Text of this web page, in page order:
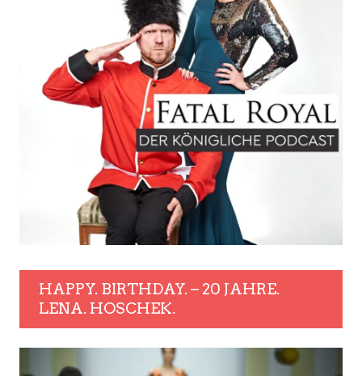
HAPPY. BIRTHDAY. – 20 JAHRE.
LENA. HOSCHEK.